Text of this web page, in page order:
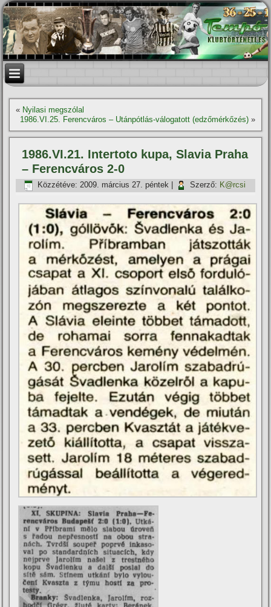
« Nyilasi megszólal
1986.VI.25. Ferencváros – Utánpótlás-válogatott (edzőmérkőzés)»
1986.VI.21. Intertoto kupa, Slavia Praha
– Ferencváros 2-0
Közzétéve: 2009. március 27. péntek Szerző: K@rcsi